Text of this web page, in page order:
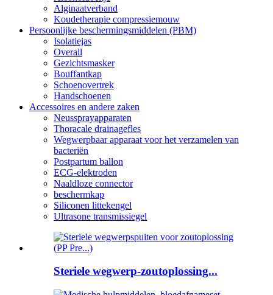
Alginaatverband
Koudetherapie compressiemouw
Persoonlijke beschermingsmiddelen (PBM)
Isolatiejas
Overall
Gezichtsmasker
Bouffantkap
Schoenovertrek
Handschoenen
Accessoires en andere zaken
Neussprayapparaten
Thoracale drainagefles
Wegwerpbaar apparaat voor het verzamelen van
bacteriën
Postpartum ballon
ECG-elektroden
Naaldloze connector
beschermkap
Siliconen littekengel
Ultrasone transmissiegel
Steriele wegwerp-zoutoplossing...